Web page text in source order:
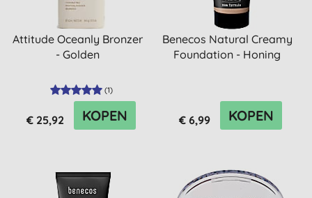
Attitude Oceanly Bronzer
- Golden
(1)
€ 25,92 KOPEN
Benecos Natural Creamy
Foundation - Honing
€ 6,99 KOPEN